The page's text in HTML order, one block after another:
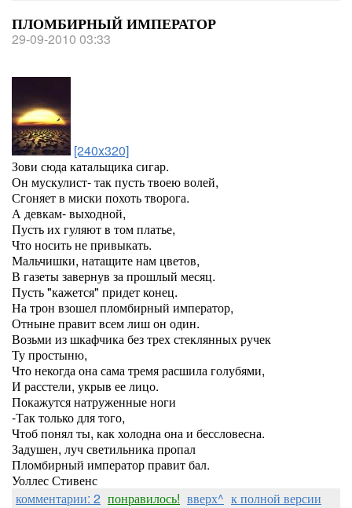
ПЛОМБИРНЫЙ ИМПЕРАТОР
29-09-2010 03:33
[240x320]
Зови сюда катальщика сигар.
Он мускулист- так пусть твоею волей,
Сгоняет в миски похоть творога.
А девкам- выходной,
Пусть их гуляют в том платье,
Что носить не привыкать.
Мальчишки, натащите нам цветов,
В газеты завернув за прошлый месяц.
Пусть "кажется" придет конец.
На трон взошел пломбирный император,
Отныне правит всем лиш он один.
Возьми из шкафчика без трех стеклянных ручек
Ту простыню,
Что некогда она сама тремя расшила голубями,
И расстели, укрыв ее лицо.
Покажутся натруженные ноги
-Так только для того,
Чтоб понял ты, как холодна она и бессловесна.
Задушен, луч светильника пропал
Пломбирный император правит бал.
Уоллес Стивенс
комментарии: 2 понравилось! вверх^ к полной версии